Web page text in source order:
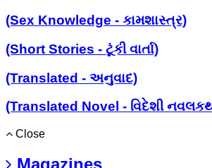
(Sex Knowledge - કામશાસ્ત્ર)
(Short Stories - ટૂંકી વાર્તા)
(Translated - અનુવાદ)
(Translated Novel - વિદેશી
Close
Magazines